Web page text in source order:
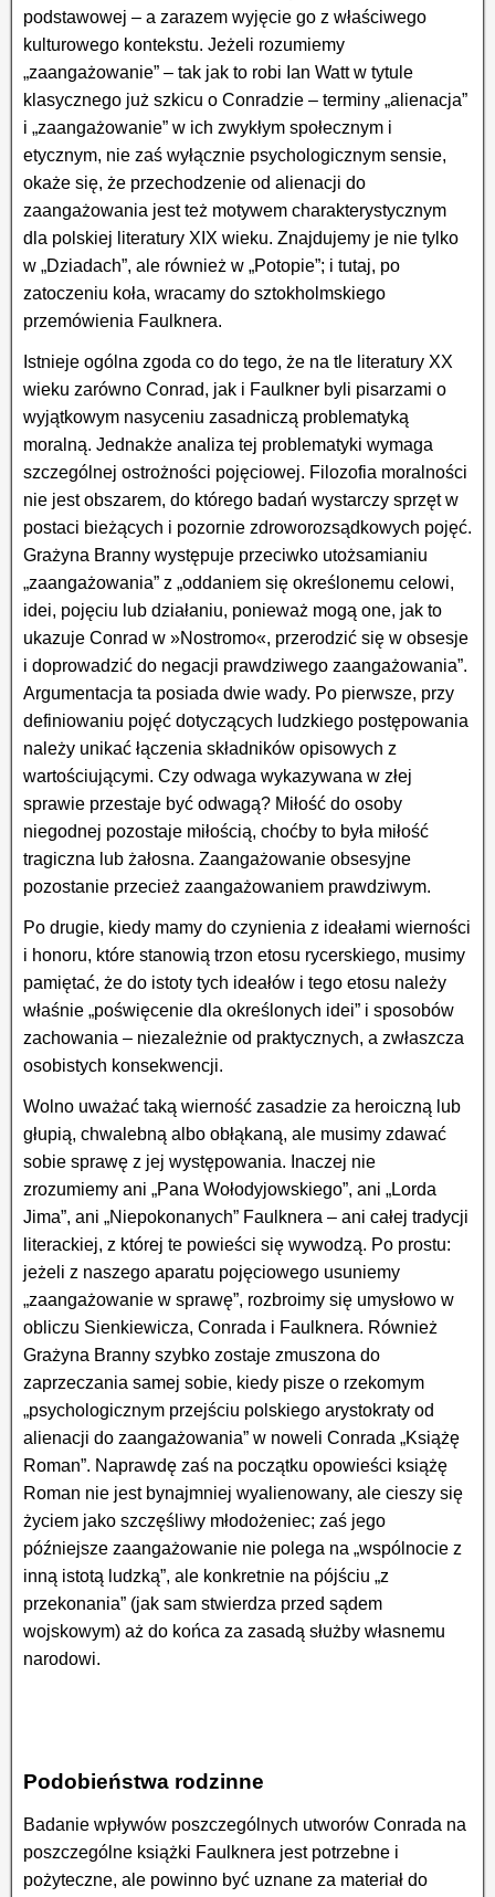
podstawowej – a zarazem wyjęcie go z właściwego
kulturowego kontekstu. Jeżeli rozumiemy
„zaangażowanie” – tak jak to robi Ian Watt w tytule
klasycznego już szkicu o Conradzie – terminy „alienacja”
i „zaangażowanie” w ich zwykłym społecznym i
etycznym, nie zaś wyłącznie psychologicznym sensie,
okaże się, że przechodzenie od alienacji do
zaangażowania jest też motywem charakterystycznym
dla polskiej literatury XIX wieku. Znajdujemy je nie tylko
w „Dziadach”, ale również w „Potopie”; i tutaj, po
zatoczeniu koła, wracamy do sztokholmskiego
przemówienia Faulknera.
Istnieje ogólna zgoda co do tego, że na tle literatury XX
wieku zarówno Conrad, jak i Faulkner byli pisarzami o
wyjątkowym nasyceniu zasadniczą problematyką
moralną. Jednakże analiza tej problematyki wymaga
szczególnej ostrożności pojęciowej. Filozofia moralności
nie jest obszarem, do którego badań wystarczy sprzęt w
postaci bieżących i pozornie zdroworozsądkowych pojęć.
Grażyna Branny występuje przeciwko utożsamianiu
„zaangażowania” z „oddaniem się określonemu celowi,
idei, pojęciu lub działaniu, ponieważ mogą one, jak to
ukazuje Conrad w »Nostromo«, przerodzić się w obsesje
i doprowadzić do negacji prawdziwego zaangażowania”.
Argumentacja ta posiada dwie wady. Po pierwsze, przy
definiowaniu pojęć dotyczących ludzkiego postępowania
należy unikać łączenia składników opisowych z
wartościującymi. Czy odwaga wykazywana w złej
sprawie przestaje być odwagą? Miłość do osoby
niegodnej pozostaje miłością, choćby to była miłość
tragiczna lub żałosna. Zaangażowanie obsesyjne
pozostanie przecież zaangażowaniem prawdziwym.
Po drugie, kiedy mamy do czynienia z ideałami wierności
i honoru, które stanowią trzon etosu rycerskiego, musimy
pamiętać, że do istoty tych ideałów i tego etosu należy
właśnie „poświęcenie dla określonych idei” i sposobów
zachowania – niezależnie od praktycznych, a zwłaszcza
osobistych konsekwencji.
Wolno uważać taką wierność zasadzie za heroiczną lub
głupią, chwalebną albo obłąkaną, ale musimy zdawać
sobie sprawę z jej występowania. Inaczej nie
zrozumiemy ani „Pana Wołodyjowskiego”, ani „Lorda
Jima”, ani „Niepokonanych” Faulknera – ani całej tradycji
literackiej, z której te powieści się wywodzą. Po prostu:
jeżeli z naszego aparatu pojęciowego usuniemy
„zaangażowanie w sprawę”, rozbroimy się umysłowo w
obliczu Sienkiewicza, Conrada i Faulknera. Również
Grażyna Branny szybko zostaje zmuszona do
zaprzeczania samej sobie, kiedy pisze o rzekomym
„psychologicznym przejściu polskiego arystokraty od
alienacji do zaangażowania” w noweli Conrada „Książę
Roman”. Naprawdę zaś na początku opowieści książę
Roman nie jest bynajmniej wyalienowany, ale cieszy się
życiem jako szczęśliwy młodożeniec; zaś jego
późniejsze zaangażowanie nie polega na „wspólnocie z
inną istotą ludzką”, ale konkretnie na pójściu „z
przekonania” (jak sam stwierdza przed sądem
wojskowym) aż do końca za zasadą służby własnemu
narodowi.
Podobieństwa rodzinne
Badanie wpływów poszczególnych utworów Conrada na
poszczególne książki Faulknera jest potrzebne i
pożyteczne, ale powinno być uznane za materiał do